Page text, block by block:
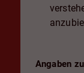
Angaben